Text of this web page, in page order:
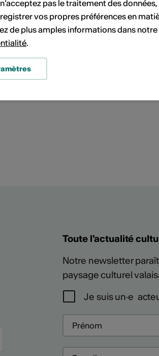
culturel
à projet / concours
Toute l'actualité
Notre newsletter
paysage culturel
Je suis un·e
pas le traitement des
vos propres préférences en
de plus amples informations dans notre
.